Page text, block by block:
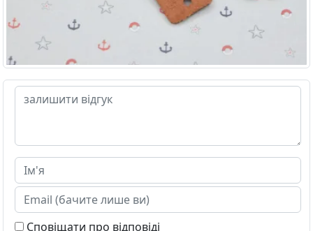
Сповіщати про відповіді